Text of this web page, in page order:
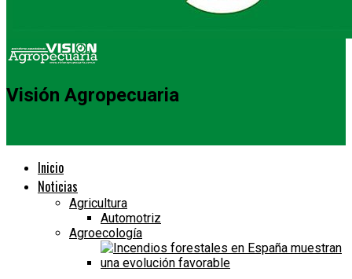
Visión Agropecuaria
Inicio
Noticias
Agricultura
Automotriz
Agroecología